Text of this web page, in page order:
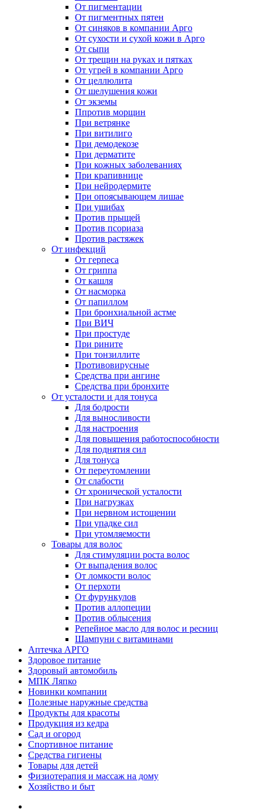
От пигментации
От пигментных пятен
От синяков в компании Арго
От сухости и сухой кожи в Арго
От сыпи
От трещин на руках и пятках
От угрей в компании Арго
От целлюлита
От шелушения кожи
От экземы
Ппротив морщин
При ветрянке
При витилиго
При демодекозе
При дерматите
При кожных заболеваниях
При крапивнице
При нейродермите
При опоясывающем лишае
При ушибах
Против прыщей
Против псориаза
Против растяжек
От инфекций
От герпеса
От гриппа
От кашля
От насморка
От папиллом
При бронхиальной астме
При ВИЧ
При простуде
При рините
При тонзиллите
Противовирусные
Средства при ангине
Средства при бронхите
От усталости и для тонуса
Для бодрости
Для выносливости
Для настроения
Для повышения работоспособности
Для поднятия сил
Для тонуса
От переутомлении
От слабости
От хронической усталости
При нагрузках
При нервном истощении
При упадке сил
При утомляемости
Товары для волос
Для стимуляции роста волос
От выпадения волос
От ломкости волос
От перхоти
От фурункулов
Против аллопеции
Против облысения
Репейное масло для волос и ресниц
Шампуни с витаминами
Аптечка АРГО
Здоровое питание
Здоровый автомобиль
МПК Ляпко
Новинки компании
Полезные наружные средства
Продукты для красоты
Продукция из кедра
Сад и огород
Спортивное питание
Средства гигиены
Товары для детей
Физиотерапия и массаж на дому
Хозяйство и быт